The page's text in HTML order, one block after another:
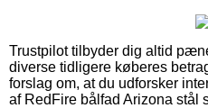
Trustpilot tilbyder dig altid
diverse tidligere køberes
forslag om, at du udforsker
af RedFire bålfad Arizona stål